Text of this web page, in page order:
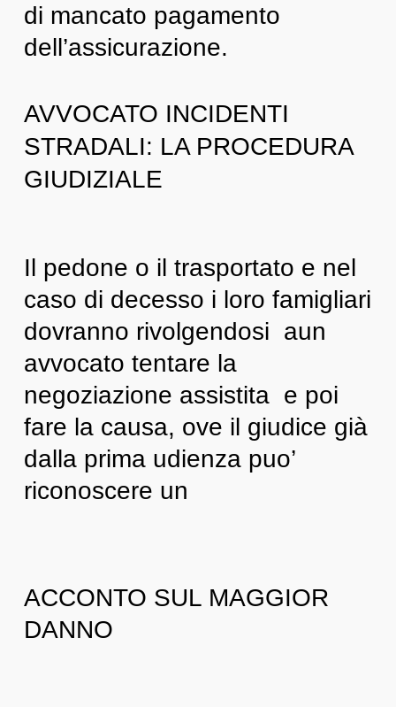
di mancato pagamento
dell’assicurazione.
AVVOCATO INCIDENTI
STRADALI: LA PROCEDURA
GIUDIZIALE
Il pedone o il trasportato e nel
caso di decesso i loro famigliari
dovranno rivolgendosi aun
avvocato tentare la
negoziazione assistita e poi
fare la causa, ove il giudice già
dalla prima udienza puo’
riconoscere un
ACCONTO SUL MAGGIOR
DANNO